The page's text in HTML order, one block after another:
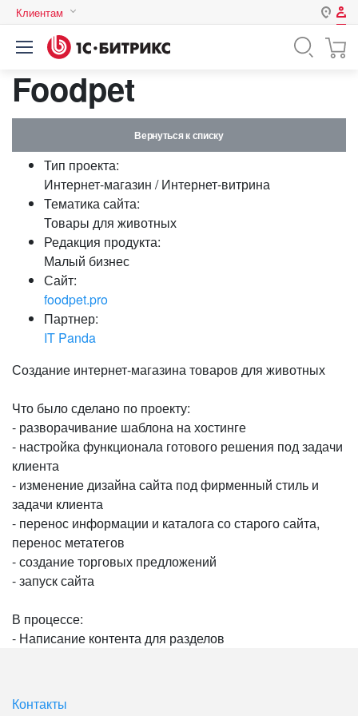
Клиентам
Авторизация
Нет аккаунта?
Логин
Пароль
Запомнить меня на этом
Забыли свой пароль?
Foodpet
Вернуться к списку
Тип проекта:
Интернет-магазин / Интернет-витрина
Тематика сайта:
Товары для животных
Редакция продукта:
Малый бизнес
Сайт:
foodpet.pro
Партнер:
IT Panda
Создание интернет-магазина товаров для животных
Что было сделано по проекту:
- разворачивание шаблона на хостинге
- настройка функционала готового решения под задачи
клиента
- изменение дизайна сайта под фирменный стиль и
задачи клиента
- перенос информации и каталога со старого сайта,
перенос метатегов
- создание торговых предложений
- запуск сайта
В процессе:
- Написание контента для разделов
Контакты